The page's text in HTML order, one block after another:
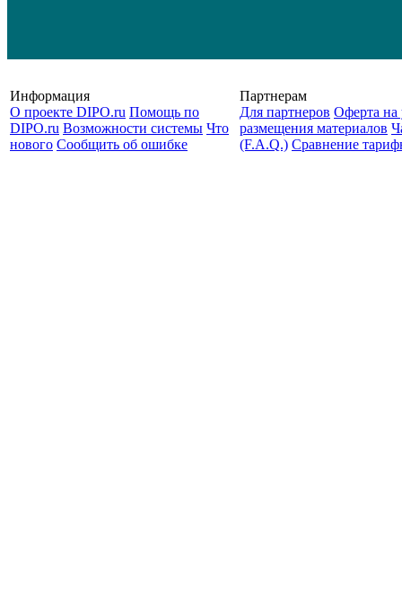
Информация
О проекте DIPO.ru Помощь по
DIPO.ru Возможности системы Что
нового Сообщить об ошибке
Партнерам
Для партнеров Оферта на
размещения материалов
(F.A.Q.) Cравнение